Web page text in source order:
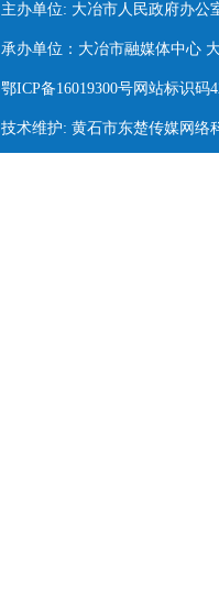
主办单位: 大冶市人民政府办公
承办单位：大冶市融媒体中心
鄂ICP备16019300号网站标识码
技术维护: 黄石市东楚传媒网络